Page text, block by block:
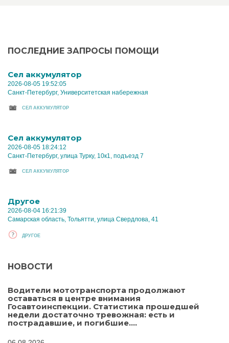
ПОСЛЕДНИЕ ЗАПРОСЫ ПОМОЩИ
Cел аккумулятор
2026-08-05 19:52:05
Санкт-Петербург, Университетская набережная
CЕЛ АККУМУЛЯТОР
Cел аккумулятор
2026-08-05 18:24:12
Санкт-Петербург, улица Турку, 10к1, подъезд 7
CЕЛ АККУМУЛЯТОР
Другое
2026-08-04 16:21:39
Самарская область, Тольятти, улица Свердлова, 41
ДРУГОЕ
НОВОСТИ
Водители мототранспорта продолжают
оставаться в центре внимания
Госавтоинспекции. Статистика прошедшей
недели достаточно тревожная: есть и
пострадавшие, и погибшие....